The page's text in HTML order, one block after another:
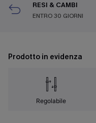
RESI & CAMBI
ENTRO 30 GIORNI
Prodotto in evidenza
Regolabile